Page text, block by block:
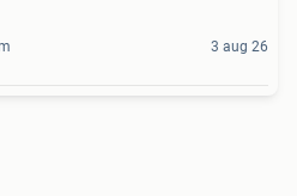
3 aug 26